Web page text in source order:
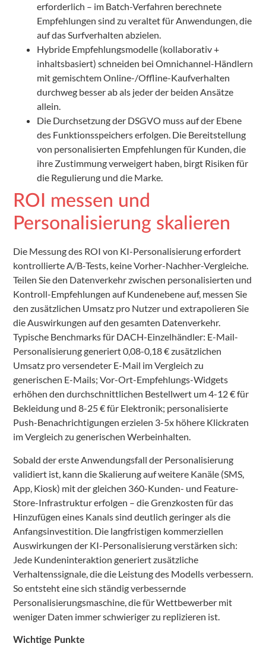
erforderlich – im Batch-Verfahren berechnete
Empfehlungen sind zu veraltet für Anwendungen, die
auf das Surfverhalten abzielen.
Hybride Empfehlungsmodelle (kollaborativ +
inhaltsbasiert) schneiden bei Omnichannel-Händlern
mit gemischtem Online-/Offline-Kaufverhalten
durchweg besser ab als jeder der beiden Ansätze
allein.
Die Durchsetzung der DSGVO muss auf der Ebene
des Funktionsspeichers erfolgen. Die Bereitstellung
von personalisierten Empfehlungen für Kunden, die
ihre Zustimmung verweigert haben, birgt Risiken für
die Regulierung und die Marke.
ROI messen und
Personalisierung skalieren
Die Messung des ROI von KI-Personalisierung erfordert
kontrollierte A/B-Tests, keine Vorher-Nachher-Vergleiche.
Teilen Sie den Datenverkehr zwischen personalisierten und
Kontroll-Empfehlungen auf Kundenebene auf, messen Sie
den zusätzlichen Umsatz pro Nutzer und extrapolieren Sie
die Auswirkungen auf den gesamten Datenverkehr.
Typische Benchmarks für DACH-Einzelhändler: E-Mail-
Personalisierung generiert 0,08-0,18 € zusätzlichen
Umsatz pro versendeter E-Mail im Vergleich zu
generischen E-Mails; Vor-Ort-Empfehlungs-Widgets
erhöhen den durchschnittlichen Bestellwert um 4-12 € für
Bekleidung und 8-25 € für Elektronik; personalisierte
Push-Benachrichtigungen erzielen 3-5x höhere Klickraten
im Vergleich zu generischen Werbeinhalten.
Sobald der erste Anwendungsfall der Personalisierung
validiert ist, kann die Skalierung auf weitere Kanäle (SMS,
App, Kiosk) mit der gleichen 360-Kunden- und Feature-
Store-Infrastruktur erfolgen – die Grenzkosten für das
Hinzufügen eines Kanals sind deutlich geringer als die
Anfangsinvestition. Die langfristigen kommerziellen
Auswirkungen der KI-Personalisierung verstärken sich:
Jede Kundeninteraktion generiert zusätzliche
Verhaltenssignale, die die Leistung des Modells verbessern.
So entsteht eine sich ständig verbessernde
Personalisierungsmaschine, die für Wettbewerber mit
weniger Daten immer schwieriger zu replizieren ist.
Wichtige Punkte